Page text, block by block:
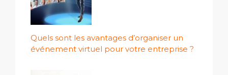
Quels sont les avantages d’organiser un
événement virtuel pour votre entreprise ?